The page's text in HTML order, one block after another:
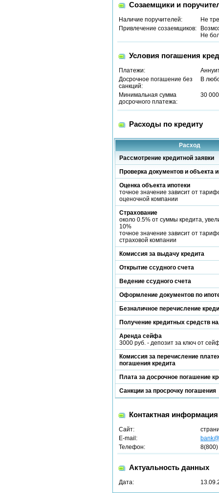
Созаемщики и
Наличие поручителей:
Не
Привлечение созаемщиков:
Не
Условия погашения
Платежи:
Досрочное погашение без
санкций:
В
Минимальная сумма
досрочного платежа:
30
Расходы по кредиту
Расход
Рассмотрение кредитной заявки
Проверка документов и объекта
Оценка объекта ипотеки
точное значение зависит от
оценочной компании
Страхование
около 0.5% от суммы кредита,
10%
точное значение зависит от
страховой компании
Комиссия за выдачу кредита
Открытие ссудного счета
Ведение ссудного счета
Оформление документов по
Безналичное перечисление
Получение кредитных средств
Аренда сейфа
3000 руб. - депозит за ключ от
Комиссия за перечисление
погашения кредита
Плата за досрочное погашение
Санкции за просрочку погашения
Контактная информация
Сайт:
E-mail:
Телефон:
Актуальность данных
Дата: